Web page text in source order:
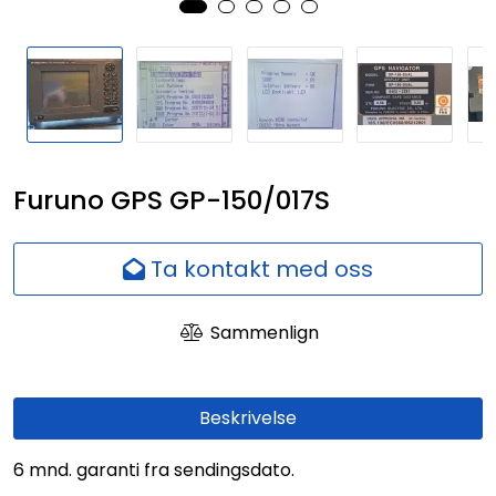
Furuno GPS GP-150/017S
Ta kontakt med oss
Sammenlign
Beskrivelse
6 mnd. garanti fra sendingsdato.
Ansatte